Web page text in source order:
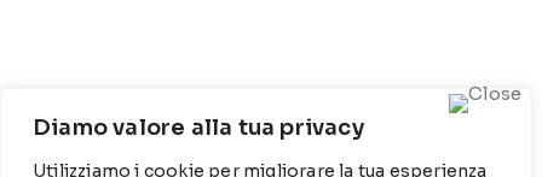
Diamo valore alla tua privacy
Utilizziamo i cookie per migliorare la tua esperienza
CONTATTI
Contrada Locosantissimo 1316 - 70044 Polignano a